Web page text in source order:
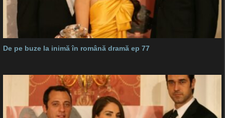
De pe buze la inimă în română dramă ep 77